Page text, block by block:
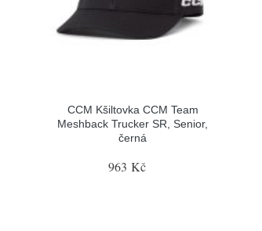
CCM Kšiltovka CCM Team
Meshback Trucker SR, Senior,
černá
963 Kč